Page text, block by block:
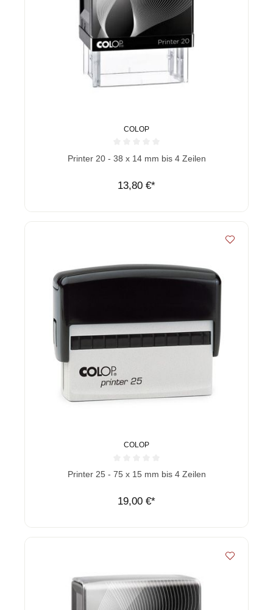
COLOP
Durchschnittliche Bewertung von 0 von 5 Sternen
Printer 20 - 38 x 14 mm bis 4 Zeilen
13,80 €*
COLOP
Durchschnittliche Bewertung von 0 von 5 Sternen
Printer 25 - 75 x 15 mm bis 4 Zeilen
19,00 €*